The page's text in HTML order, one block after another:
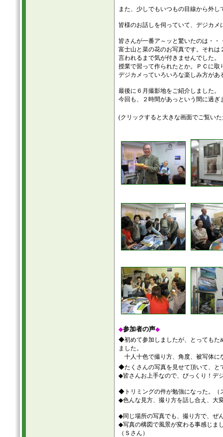
また、少しでもいつもの目線から外し
皆様のお話しを伺っていて、デジカ
皆さんが一番ア～ッと驚いたのは・・
富士山と菜の花のお写真です。それ
言われるまで気が付きませんでした。
授業で習って作られたとか。ＰＣに
デジカメっていろいろな楽しみ方があ
最後に６月撮影地をご紹介しました。
今回も、２時間があっという間に過ぎ
(クリックすると大きな画面でご覧い
◆参加者の声◆
◆初めて参加しましたが、とってもた
ました。
十人十色で撮り方、角度、被写体に
◆たくさんの写真を見せて頂いて、と
◆皆さんお上手なので、びっくり！デ
◆トリミングの件が勉強になった。（
◆色んな見方、撮り方を話し合え、大
◆同じ場所の写真でも、撮り方で、ぜ
◆写真の構図で風景が変わる事感じま
（Ｓさん）